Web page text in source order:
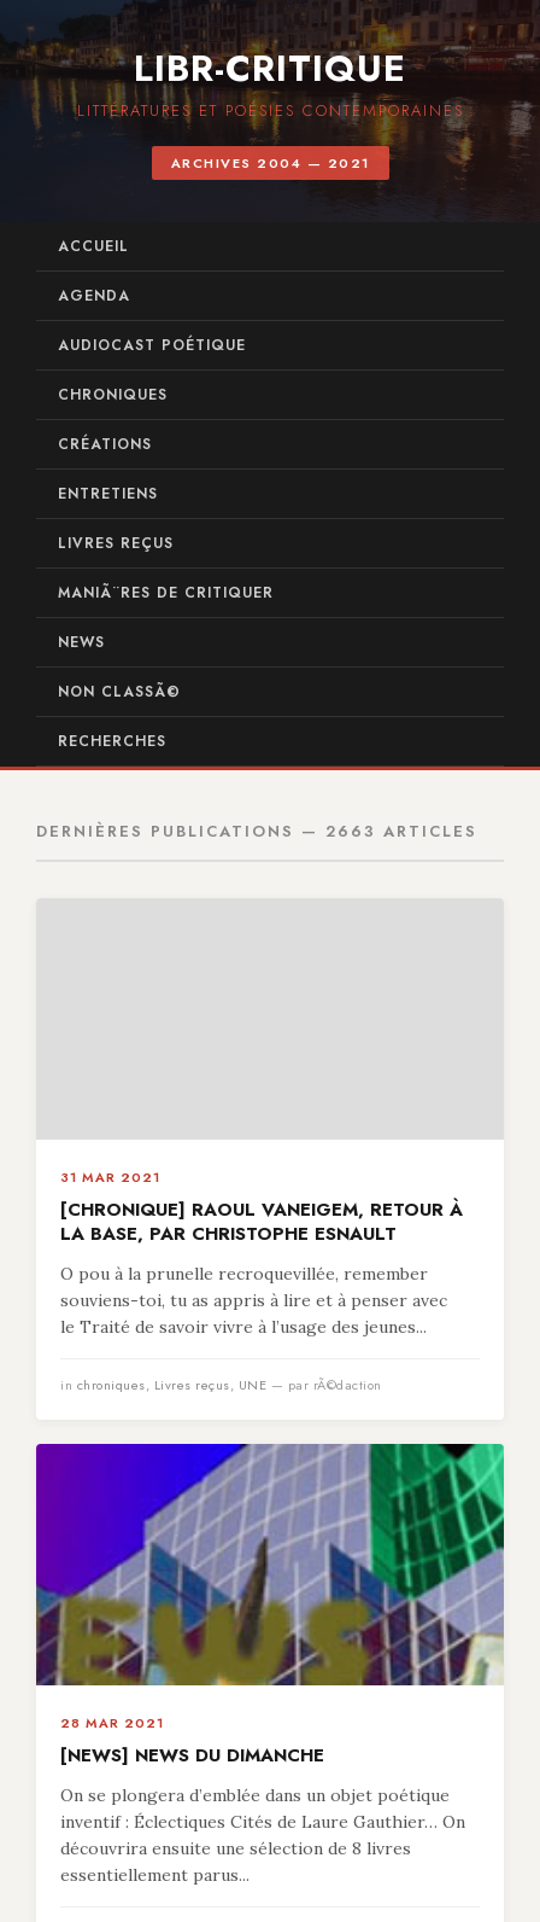
LIBR-CRITIQUE
LITTÉRATURES ET POÉSIES CONTEMPORAINES
ARCHIVES 2004 — 2021
ACCUEIL
AGENDA
AUDIOCAST POÉTIQUE
CHRONIQUES
CRÉATIONS
ENTRETIENS
LIVRES REÇUS
MANIÃ¨RES DE CRITIQUER
NEWS
NON CLASSÃ©
RECHERCHES
DERNIÈRES PUBLICATIONS — 2663 ARTICLES
31 MAR 2021
[CHRONIQUE] RAOUL VANEIGEM, RETOUR À
LA BASE, PAR CHRISTOPHE ESNAULT
O pou à la prunelle recroquevillée, remember
souviens-toi, tu as appris à lire et à penser avec
le Traité de savoir vivre à l’usage des jeunes...
in chroniques, Livres reçus, UNE — par rÃ©daction
28 MAR 2021
[NEWS] NEWS DU DIMANCHE
On se plongera d’emblée dans un objet poétique
inventif : Éclectiques Cités de Laure Gauthier… On
découvrira ensuite une sélection de 8 livres
essentiellement parus...